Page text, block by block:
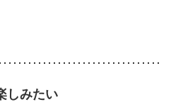
しみたい